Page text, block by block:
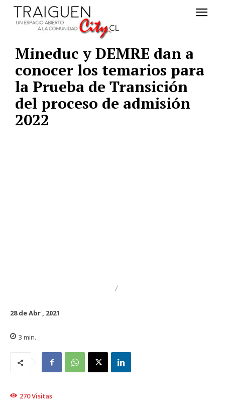
Mineduc y DEMRE dan a
conocer los temarios para
la Prueba de Transición
del proceso de admisión
2022
28 de Abr , 2021
3 min.
270Visitas